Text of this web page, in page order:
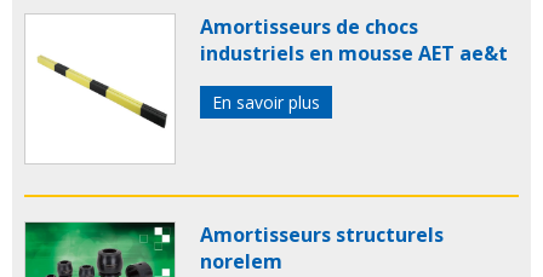
Amortisseurs de chocs
industriels en mousse AET ae&t
En savoir plus
Amortisseurs structurels
norelem